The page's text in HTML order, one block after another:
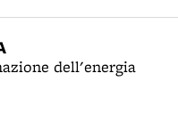
dell'energia